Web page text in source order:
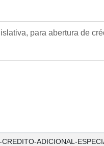
para abertura de
ADICIONAL-